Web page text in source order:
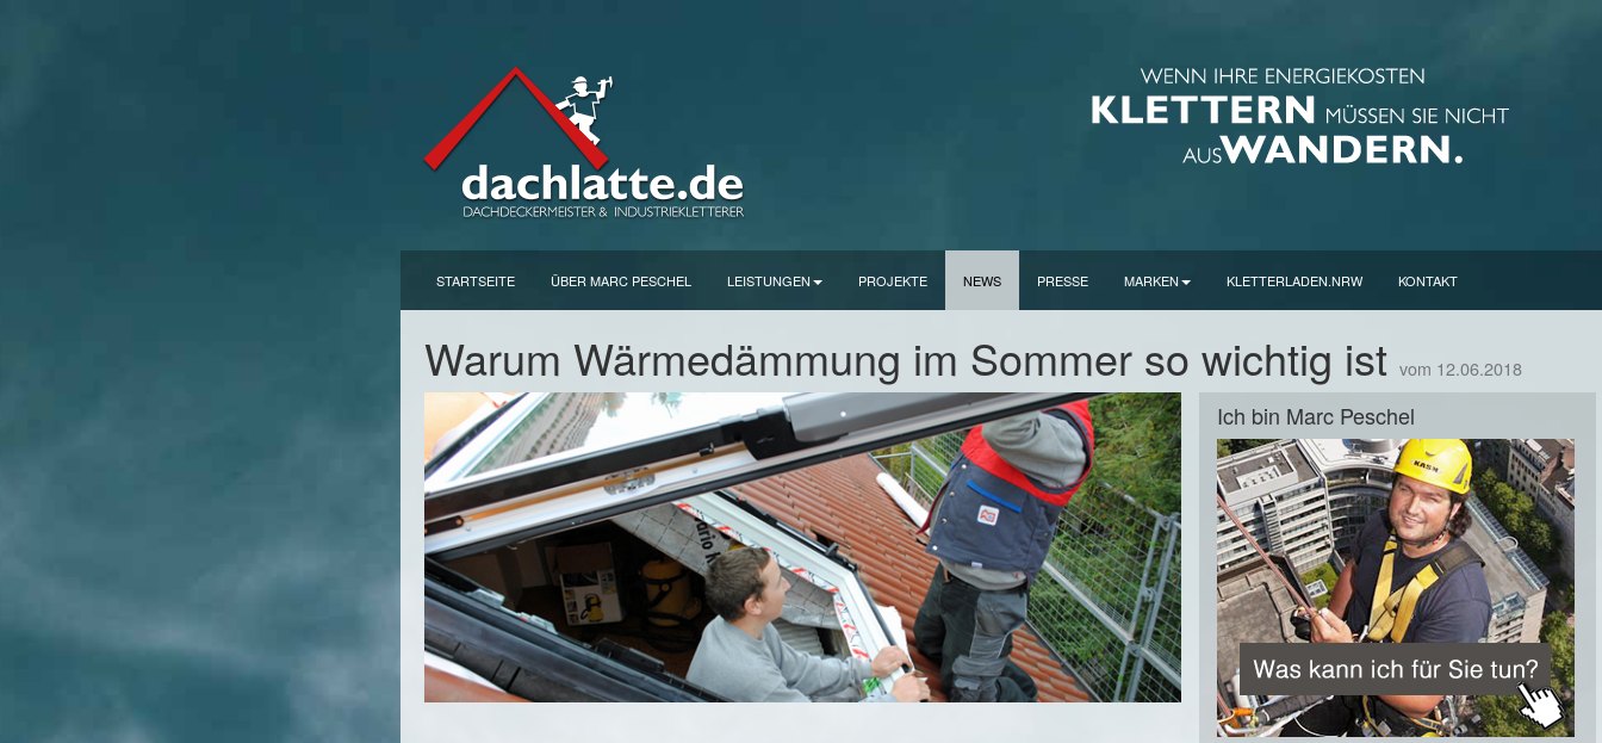
STARTSEITE ÜBER MARC PESCHEL LEISTUNGEN PROJEKTE NEWS PRESSE MARKEN KLETTERLADEN.NRW KONTAKT
Warum Wärmedämmung im Sommer so wichtig ist vom 12.06.2018
Ich bin Marc Peschel